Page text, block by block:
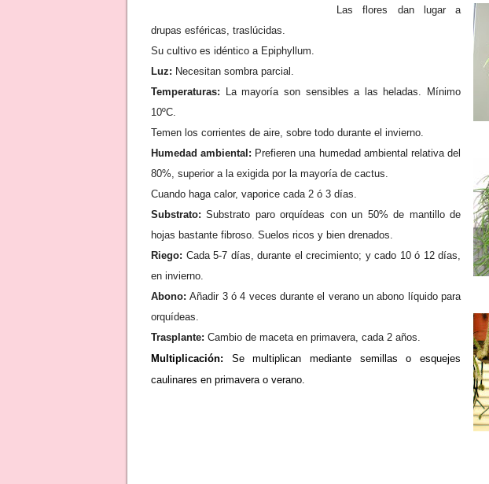
Las flores dan lugar a
drupas esféricas, traslúcidas.
Su cultivo es idéntico a Epiphyllum.
Luz: Necesitan sombra parcial.
Temperaturas: La mayoría son sensibles a las heladas. Mínimo
10ºC.
Temen los corrientes de aire, sobre todo durante el invierno.
Humedad ambiental: Prefieren una humedad ambiental relativa del
80%, superior a la exigida por la mayoría de cactus.
Cuando haga calor, vaporice cada 2 ó 3 días.
Substrato:Substrato paro orquídeas con un 50% de mantillo de
hojas bastante fibroso. Suelos ricos y bien drenados.
Riego: Cada 5-7 días, durante el crecimiento; y cado 10 ó 12 días,
en invierno.
Abono:Añadir 3 ó 4 veces durante el verano un abono líquido para
orquídeas.
Trasplante: Cambio de maceta en primavera, cada 2 años.
Multiplicación: Se multiplican mediante semillas o esquejes
caulinares en primavera o verano.